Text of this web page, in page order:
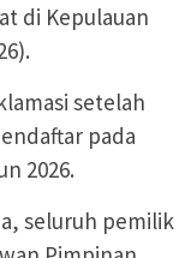
di Kepulauan
setelah
pada
2026.
seluruh pemilik